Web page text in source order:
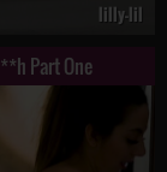
lilly-lil
Part One